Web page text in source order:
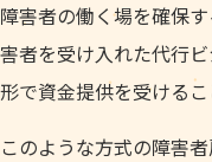
障害者の働く場を確保
害者を受け入れた代行
形で資金提供を受けるこ
このような方式の障害